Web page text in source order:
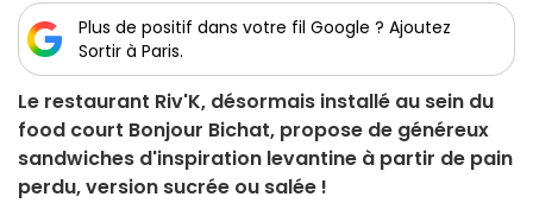
Plus de positif dans votre fil Google ? Ajoutez
Sortir à Paris.
Le restaurant Riv'K, désormais installé au sein du
food court Bonjour Bichat, propose de généreux
sandwiches d'inspiration levantine à partir de pain
perdu, version sucrée ou salée !